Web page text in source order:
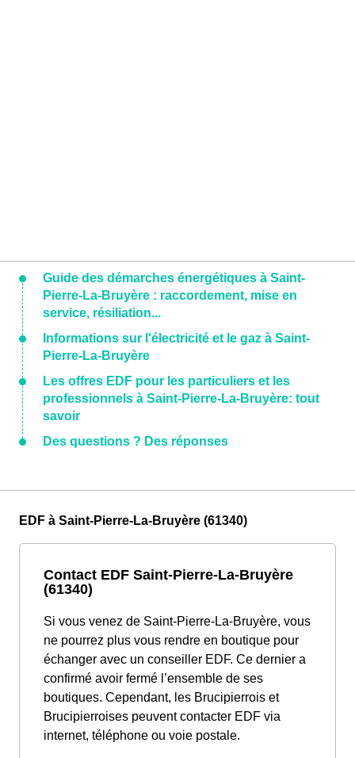
Guide des démarches énergétiques à Saint-
Pierre-La-Bruyère : raccordement, mise en
service, résiliation...
Informations sur l'électricité et le gaz à Saint-
Pierre-La-Bruyère
Les offres EDF pour les particuliers et les
professionnels à Saint-Pierre-La-Bruyère: tout
savoir
Des questions ? Des réponses
EDF à Saint-Pierre-La-Bruyère (61340)
Contact EDF Saint-Pierre-La-Bruyère
(61340)
Si vous venez de Saint-Pierre-La-Bruyère, vous
ne pourrez plus vous rendre en boutique pour
échanger avec un conseiller EDF. Ce dernier a
confirmé avoir fermé l’ensemble de ses
boutiques. Cependant, les Brucipierrois et
Brucipierroises peuvent contacter EDF via
internet, téléphone ou voie postale.